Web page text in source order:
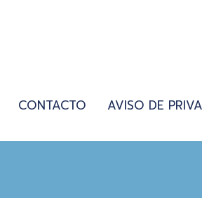
CONTACTO AVISO DE